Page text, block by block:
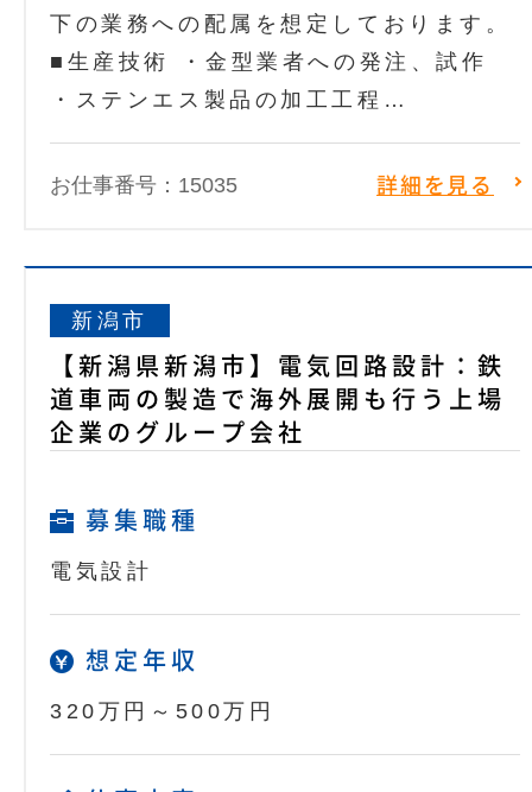
下の業務への配属を想定しております。
■生産技術 ・金型業者への発注、試作
・ステンエス製品の加工工程…
お仕事番号：15035 詳細を見る
新潟市
【新潟県新潟市】電気回路設計：鉄
道車両の製造で海外展開も行う上場
企業のグループ会社
募集職種
電気設計
想定年収
320万円～500万円